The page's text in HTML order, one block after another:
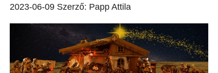
2023-06-09 Szerző: Papp Attila